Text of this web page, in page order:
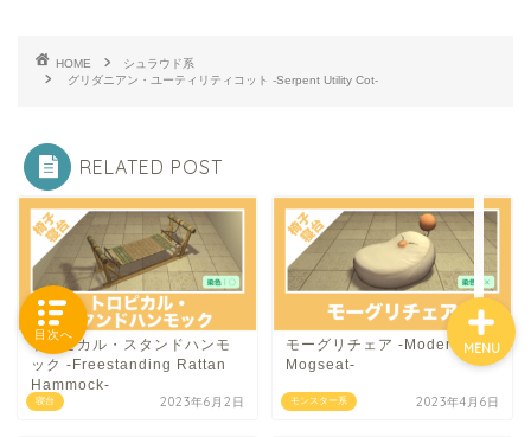
HOME
シュラウド系
グリダニアン・ユーティリティコット -Serpent Utility Cot-
RELATED POST
寝台
トロピカル・スタンドハンモ
ック -Freestanding Rattan
Hammock-
2023年6月2日 モンスター系
モーグリチェア -Modern
Mogseat-
2023年4月6日
MENU
目次へ